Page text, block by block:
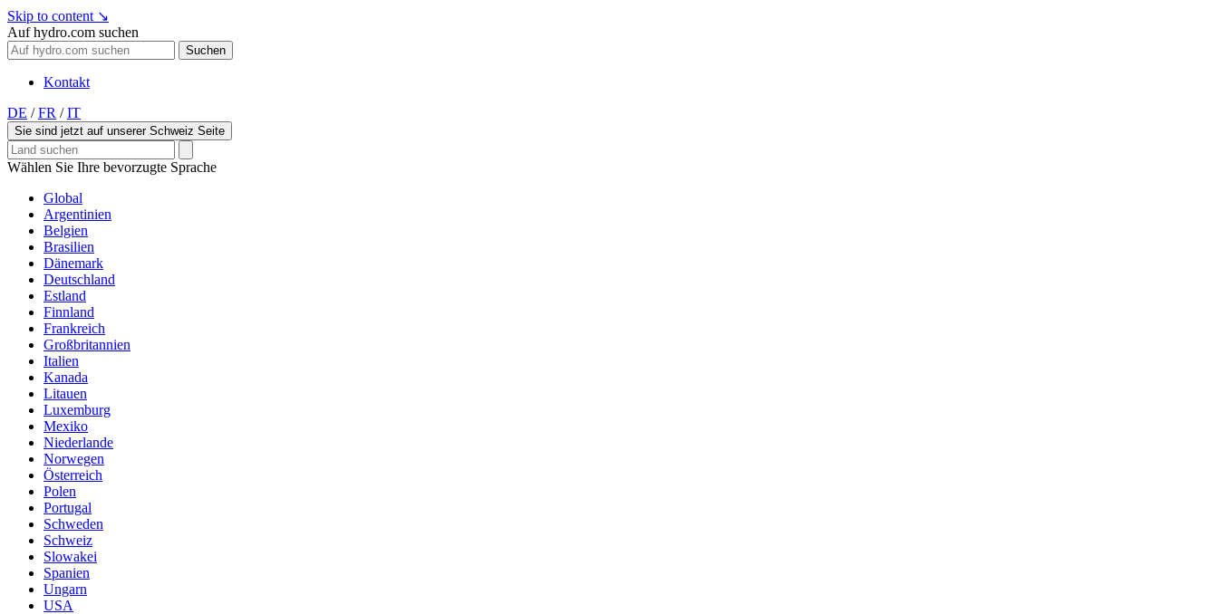
Skip to content ↘
Auf hydro.com suchen
Suchen
Kontakt
DE / FR / IT
Sie sind jetzt auf unserer Schweiz Seite
Wählen Sie Ihre bevorzugte Sprache
Global
Argentinien
Belgien
Brasilien
Dänemark
Deutschland
Estland
Finnland
Frankreich
Großbritannien
Italien
Kanada
Litauen
Luxemburg
Mexiko
Niederlande
Norwegen
Österreich
Polen
Portugal
Schweden
Schweiz
Slowakei
Spanien
Ungarn
USA